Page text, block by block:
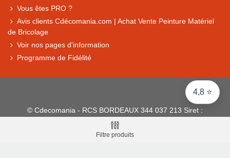
4,8 ⭐
Vous êtes PRO ?
Avis clients Cdécomania.com | Achat Vente Peinture Matériel
de Bricolage
Voir nos pages d'information
Programme de Fidélité
© Cdecomania - RCS BORDEAUX 344 037 213 Siret :
344 037 213 001 31 - 1922-2026 Tous droits réservés
Filtre produits